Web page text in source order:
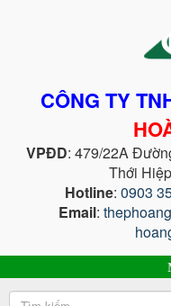
CÔNG TY
VPĐD: 479/22A
Thới
Hotline: 0903
Email: